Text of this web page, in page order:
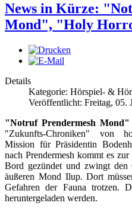
News in Kürze:
Mond", "Holy
Details
Kategorie: Hörspiel- &
Veröffentlicht: Freitag, 05.
"Notruf Prendermesh Mond"
"Zukunfts-Chroniken" von
Mission für Präsidentin
nach Prendermesh kommt es
Bord gezündet und zwingt
äußeren Mond Ilup. Dort
Gefahren der Fauna trotzen.
heruntergeladen werden.